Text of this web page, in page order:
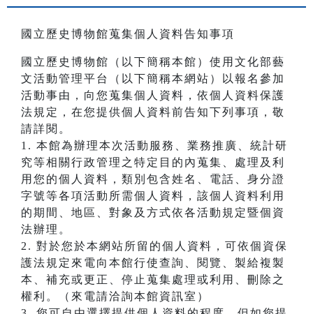
國立歷史博物館蒐集個人資料告知事項
國立歷史博物館（以下簡稱本館）使用文化部藝
文活動管理平台（以下簡稱本網站）以報名參加
活動事由，向您蒐集個人資料，依個人資料保護
法規定，在您提供個人資料前告知下列事項，敬
請詳閱。
1. 本館為辦理本次活動服務、業務推廣、統計研
究等相關行政管理之特定目的內蒐集、處理及利
用您的個人資料，類別包含姓名、電話、身分證
字號等各項活動所需個人資料，該個人資料利用
的期間、地區、對象及方式依各活動規定暨個資
法辦理。
2. 對於您於本網站所留的個人資料，可依個資保
護法規定來電向本館行使查詢、閱覽、製給複製
本、補充或更正、停止蒐集處理或利用、刪除之
權利。（來電請洽詢本館資訊室）